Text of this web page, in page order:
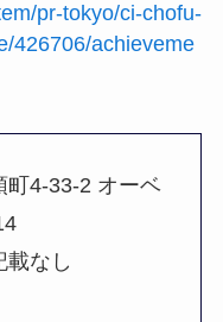
pr-tokyo/ci-chofu-
426706/achieveme
町4-33-2 オーベ
載なし